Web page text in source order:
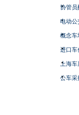
协管员
电动
概念车
进口车
上海
公车采